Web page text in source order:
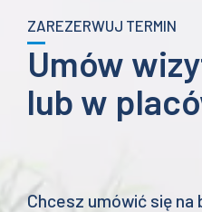
ZAREZERWUJ TERMIN
Umów
lub w
Chcesz umówić się na